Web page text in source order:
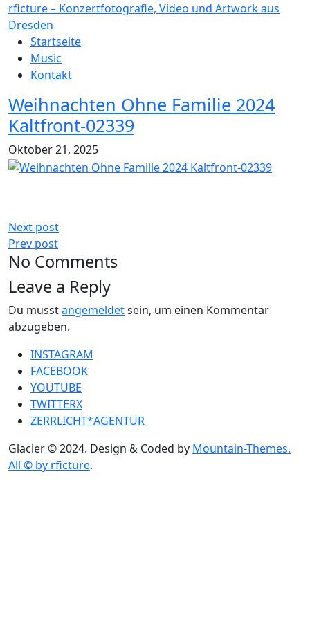
rficture – Konzertfotografie, Video und Artwork aus
Dresden
Startseite
Music
Kontakt
Weihnachten Ohne Familie 2024
Kaltfront-02339
Oktober 21, 2025
Next post
Prev post
No Comments
Leave a Reply
Du musstangemeldetsein, um einen Kommentar
abzugeben.
INSTAGRAM
FACEBOOK
YOUTUBE
TWITTERX
ZERRLICHT*AGENTUR
Glacier © 2024. Design & Coded by Mountain-Themes.
All © by rficture.